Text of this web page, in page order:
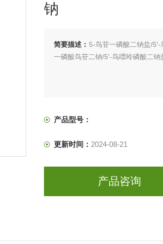
钠
简要描述： 5-鸟苷一磷酸二钠盐/
一磷酸鸟苷二钠/5'-鸟嘌呤磷酸二钠
产品型号：
更新时间： 2024-08-21
产品咨询